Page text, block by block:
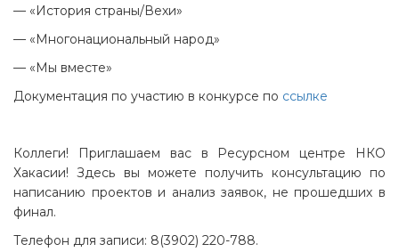
— «История страны/Вехи»
— «Многонациональный народ»
— «Мы вместе»
Документация по участию в конкурсе по ссылке
Коллеги! Приглашаем вас в Ресурсном центре НКО
Хакасии! Здесь вы можете получить консультацию по
написанию проектов и анализ заявок, не прошедших в
финал.
Телефон для записи: 8(3902) 220-788.